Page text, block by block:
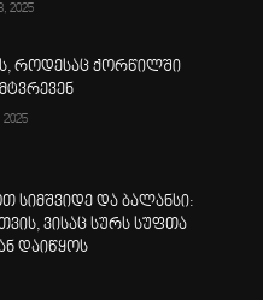
2025
როდესაც ქორწილში
სიმშვიდე და ბალანსი:
ვისაც სურს სუფთა
დაიწყოს